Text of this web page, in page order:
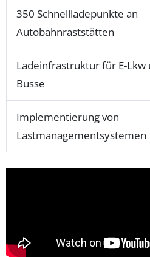
350 Schnellladepunkte an
Autobahnraststätten
Ladeinfrastruktur für E-Lkw
Busse
Implementierung von
Lastmanagementsystemen